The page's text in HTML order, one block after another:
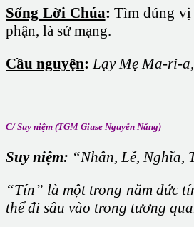
Sống Lời Chúa: Tìm đúng vị
phận, là sứ mạng.
Cầu nguyện: Lạy Mẹ Ma-ri-
C/ Suy niệm (TGM Giuse Nguyễn Năng)
Suy niệm: “Nhân, Lễ, Nghĩa,
“Tín” là một trong năm đức
thể đi sâu vào trong tương